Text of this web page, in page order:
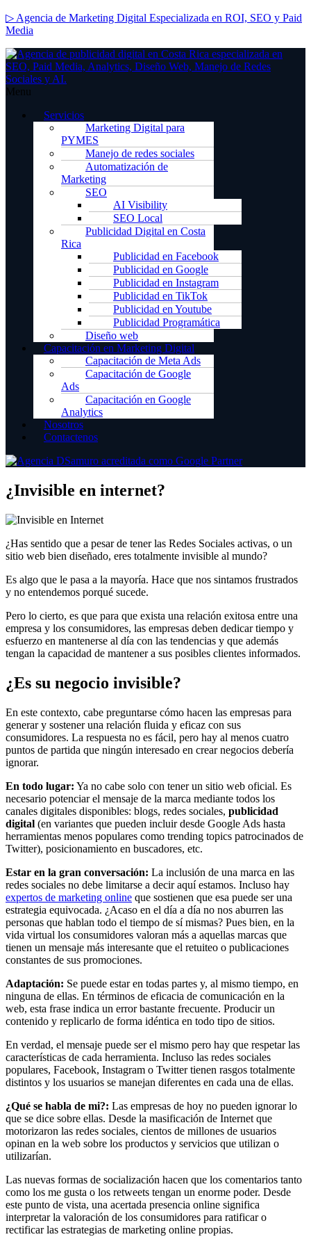
▷ Agencia de Marketing Digital Especializada en ROI, SEO y Paid
Media
Menu
Servicios
Marketing Digital para
PYMES
Manejo de redes sociales
Automatización de
Marketing
SEO
AI Visibility
SEO Local
Publicidad Digital en Costa
Rica
Publicidad en Facebook
Publicidad en Google
Publicidad en Instagram
Publicidad en TikTok
Publicidad en Youtube
Publicidad Programática
Diseño web
Capacitación en Marketing Digital
Capacitación de Meta Ads
Capacitación de Google
Ads
Capacitación en Google
Analytics
Nosotros
Contactenos
¿Invisible en internet?
¿Has sentido que a pesar de tener las Redes Sociales activas, o un
sitio web bien diseñado, eres totalmente invisible al mundo?
Es algo que le pasa a la mayoría. Hace que nos sintamos frustrados
y no entendemos porqué sucede.
Pero lo cierto, es que para que exista una relación exitosa entre una
empresa y los consumidores, las empresas deben dedicar tiempo y
esfuerzo en mantenerse al día con las tendencias y que además
tengan la capacidad de mantener a sus posibles clientes informados.
¿Es su negocio invisible?
En este contexto, cabe preguntarse cómo hacen las empresas para
generar y sostener una relación fluida y eficaz con sus
consumidores. La respuesta no es fácil, pero hay al menos cuatro
puntos de partida que ningún interesado en crear negocios debería
ignorar.
En todo lugar: Ya no cabe solo con tener un sitio web oficial. Es
necesario potenciar el mensaje de la marca mediante todos los
canales digitales disponibles: blogs, redes sociales, publicidad
digital (en variantes que pueden incluir desde Google Ads hasta
herramientas menos populares como trending topics patrocinados de
Twitter), posicionamiento en buscadores, etc.
Estar en la gran conversación: La inclusión de una marca en las
redes sociales no debe limitarse a decir aquí estamos. Incluso hay
expertos de marketing online que sostienen que esa puede ser una
estrategia equivocada. ¿Acaso en el día a día no nos aburren las
personas que hablan todo el tiempo de sí mismas? Pues bien, en la
vida virtual los consumidores valoran más a aquellas marcas que
tienen un mensaje más interesante que el retuiteo o publicaciones
constantes de sus promociones.
Adaptación: Se puede estar en todas partes y, al mismo tiempo, en
ninguna de ellas. En términos de eficacia de comunicación en la
web, esta frase indica un error bastante frecuente. Producir un
contenido y replicarlo de forma idéntica en todo tipo de sitios.
En verdad, el mensaje puede ser el mismo pero hay que respetar las
características de cada herramienta. Incluso las redes sociales
populares, Facebook, Instagram o Twitter tienen rasgos totalmente
distintos y los usuarios se manejan diferentes en cada una de ellas.
¿Qué se habla de mi?: Las empresas de hoy no pueden ignorar lo
que se dice sobre ellas. Desde la masificación de Internet que
motorizaron las redes sociales, cientos de millones de usuarios
opinan en la web sobre los productos y servicios que utilizan o
utilizarían.
Las nuevas formas de socialización hacen que los comentarios tanto
como los me gusta o los retweets tengan un enorme poder. Desde
este punto de vista, una acertada presencia online significa
interpretar la valoración de los consumidores para ratificar o
rectificar las estrategias de marketing online propias.